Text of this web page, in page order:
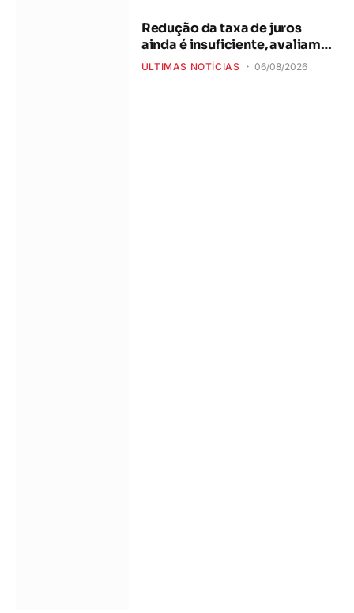
Redução da taxa de juros
ainda é insuficiente, avaliam
entidades
ÚLTIMAS NOTÍCIAS 06/08/2026